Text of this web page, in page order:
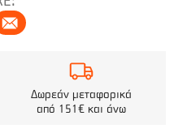
Δωρεάν μεταφορικά
από 151€ και άνω